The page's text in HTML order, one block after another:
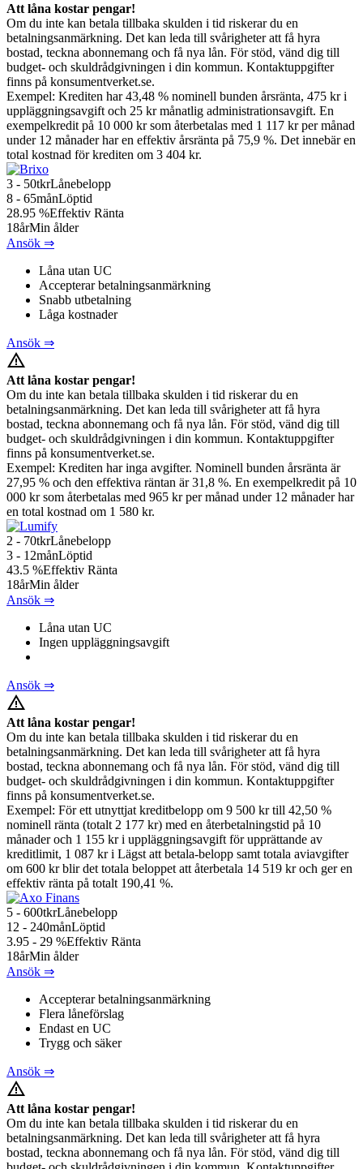
Att låna kostar pengar!
Om du inte kan betala tillbaka skulden i tid riskerar du en
betalningsanmärkning. Det kan leda till svårigheter att få hyra
bostad, teckna abonnemang och få nya lån. För stöd, vänd dig till
budget- och skuldrådgivningen i din kommun. Kontaktuppgifter
finns på konsumentverket.se.
Exempel: Krediten har 43,48 % nominell bunden årsränta, 475 kr i
uppläggningsavgift och 25 kr månatlig administrationsavgift. En
exempelkredit på 10 000 kr som återbetalas med 1 117 kr per månad
under 12 månader har en effektiv årsränta på 75,9 %. Det innebär en
total kostnad för krediten om 3 404 kr.
3 - 50tkrLånebelopp
8 - 65månLöptid
28.95 %Effektiv Ränta
18årMin ålder
Ansök ⇒
Låna utan UC
Accepterar betalningsanmärkning
Snabb utbetalning
Låga kostnader
Ansök ⇒
warning_amber
Att låna kostar pengar!
Om du inte kan betala tillbaka skulden i tid riskerar du en
betalningsanmärkning. Det kan leda till svårigheter att få hyra
bostad, teckna abonnemang och få nya lån. För stöd, vänd dig till
budget- och skuldrådgivningen i din kommun. Kontaktuppgifter
finns på konsumentverket.se.
Exempel: Krediten har inga avgifter. Nominell bunden årsränta är
27,95 % och den effektiva räntan är 31,8 %. En exempelkredit på 10
000 kr som återbetalas med 965 kr per månad under 12 månader har
en total kostnad om 1 580 kr.
2 - 70tkrLånebelopp
3 - 12månLöptid
43.5 %Effektiv Ränta
18årMin ålder
Ansök ⇒
Låna utan UC
Ingen uppläggningsavgift
Ansök ⇒
warning_amber
Att låna kostar pengar!
Om du inte kan betala tillbaka skulden i tid riskerar du en
betalningsanmärkning. Det kan leda till svårigheter att få hyra
bostad, teckna abonnemang och få nya lån. För stöd, vänd dig till
budget- och skuldrådgivningen i din kommun. Kontaktuppgifter
finns på konsumentverket.se.
Exempel: För ett utnyttjat kreditbelopp om 9 500 kr till 42,50 %
nominell ränta (totalt 2 177 kr) med en återbetalningstid på 10
månader och 1 155 kr i uppläggningsavgift för upprättande av
kreditlimit, 1 087 kr i Lägst att betala-belopp samt totala aviavgifter
om 600 kr blir det totala beloppet att återbetala 14 519 kr och ger en
effektiv ränta på totalt 190,41 %.
5 - 600tkrLånebelopp
12 - 240månLöptid
3.95 - 29 %Effektiv Ränta
18årMin ålder
Ansök ⇒
Accepterar betalningsanmärkning
Flera låneförslag
Endast en UC
Trygg och säker
Ansök ⇒
warning_amber
Att låna kostar pengar!
Om du inte kan betala tillbaka skulden i tid riskerar du en
betalningsanmärkning. Det kan leda till svårigheter att få hyra
bostad, teckna abonnemang och få nya lån. För stöd, vänd dig till